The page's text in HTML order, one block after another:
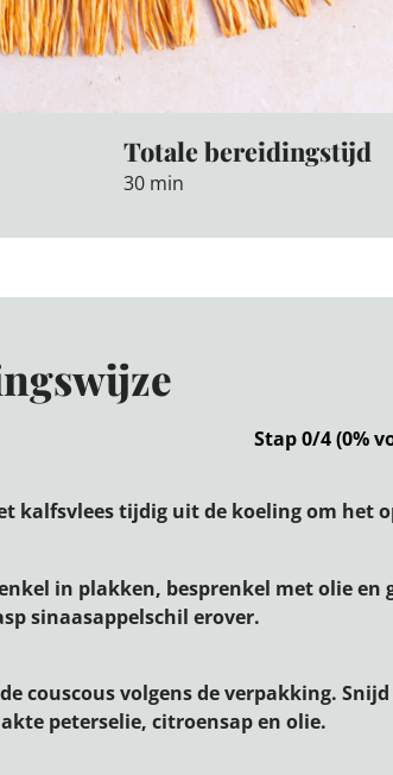
Totale bereidingstijd
30 min
Stap 0/4 (0%
kalfsvlees tijdig uit de koeling om het
in plakken, besprenkel met olie en
sinaasappelschil erover.
couscous volgens de verpakking.
peterselie, citroensap en olie.